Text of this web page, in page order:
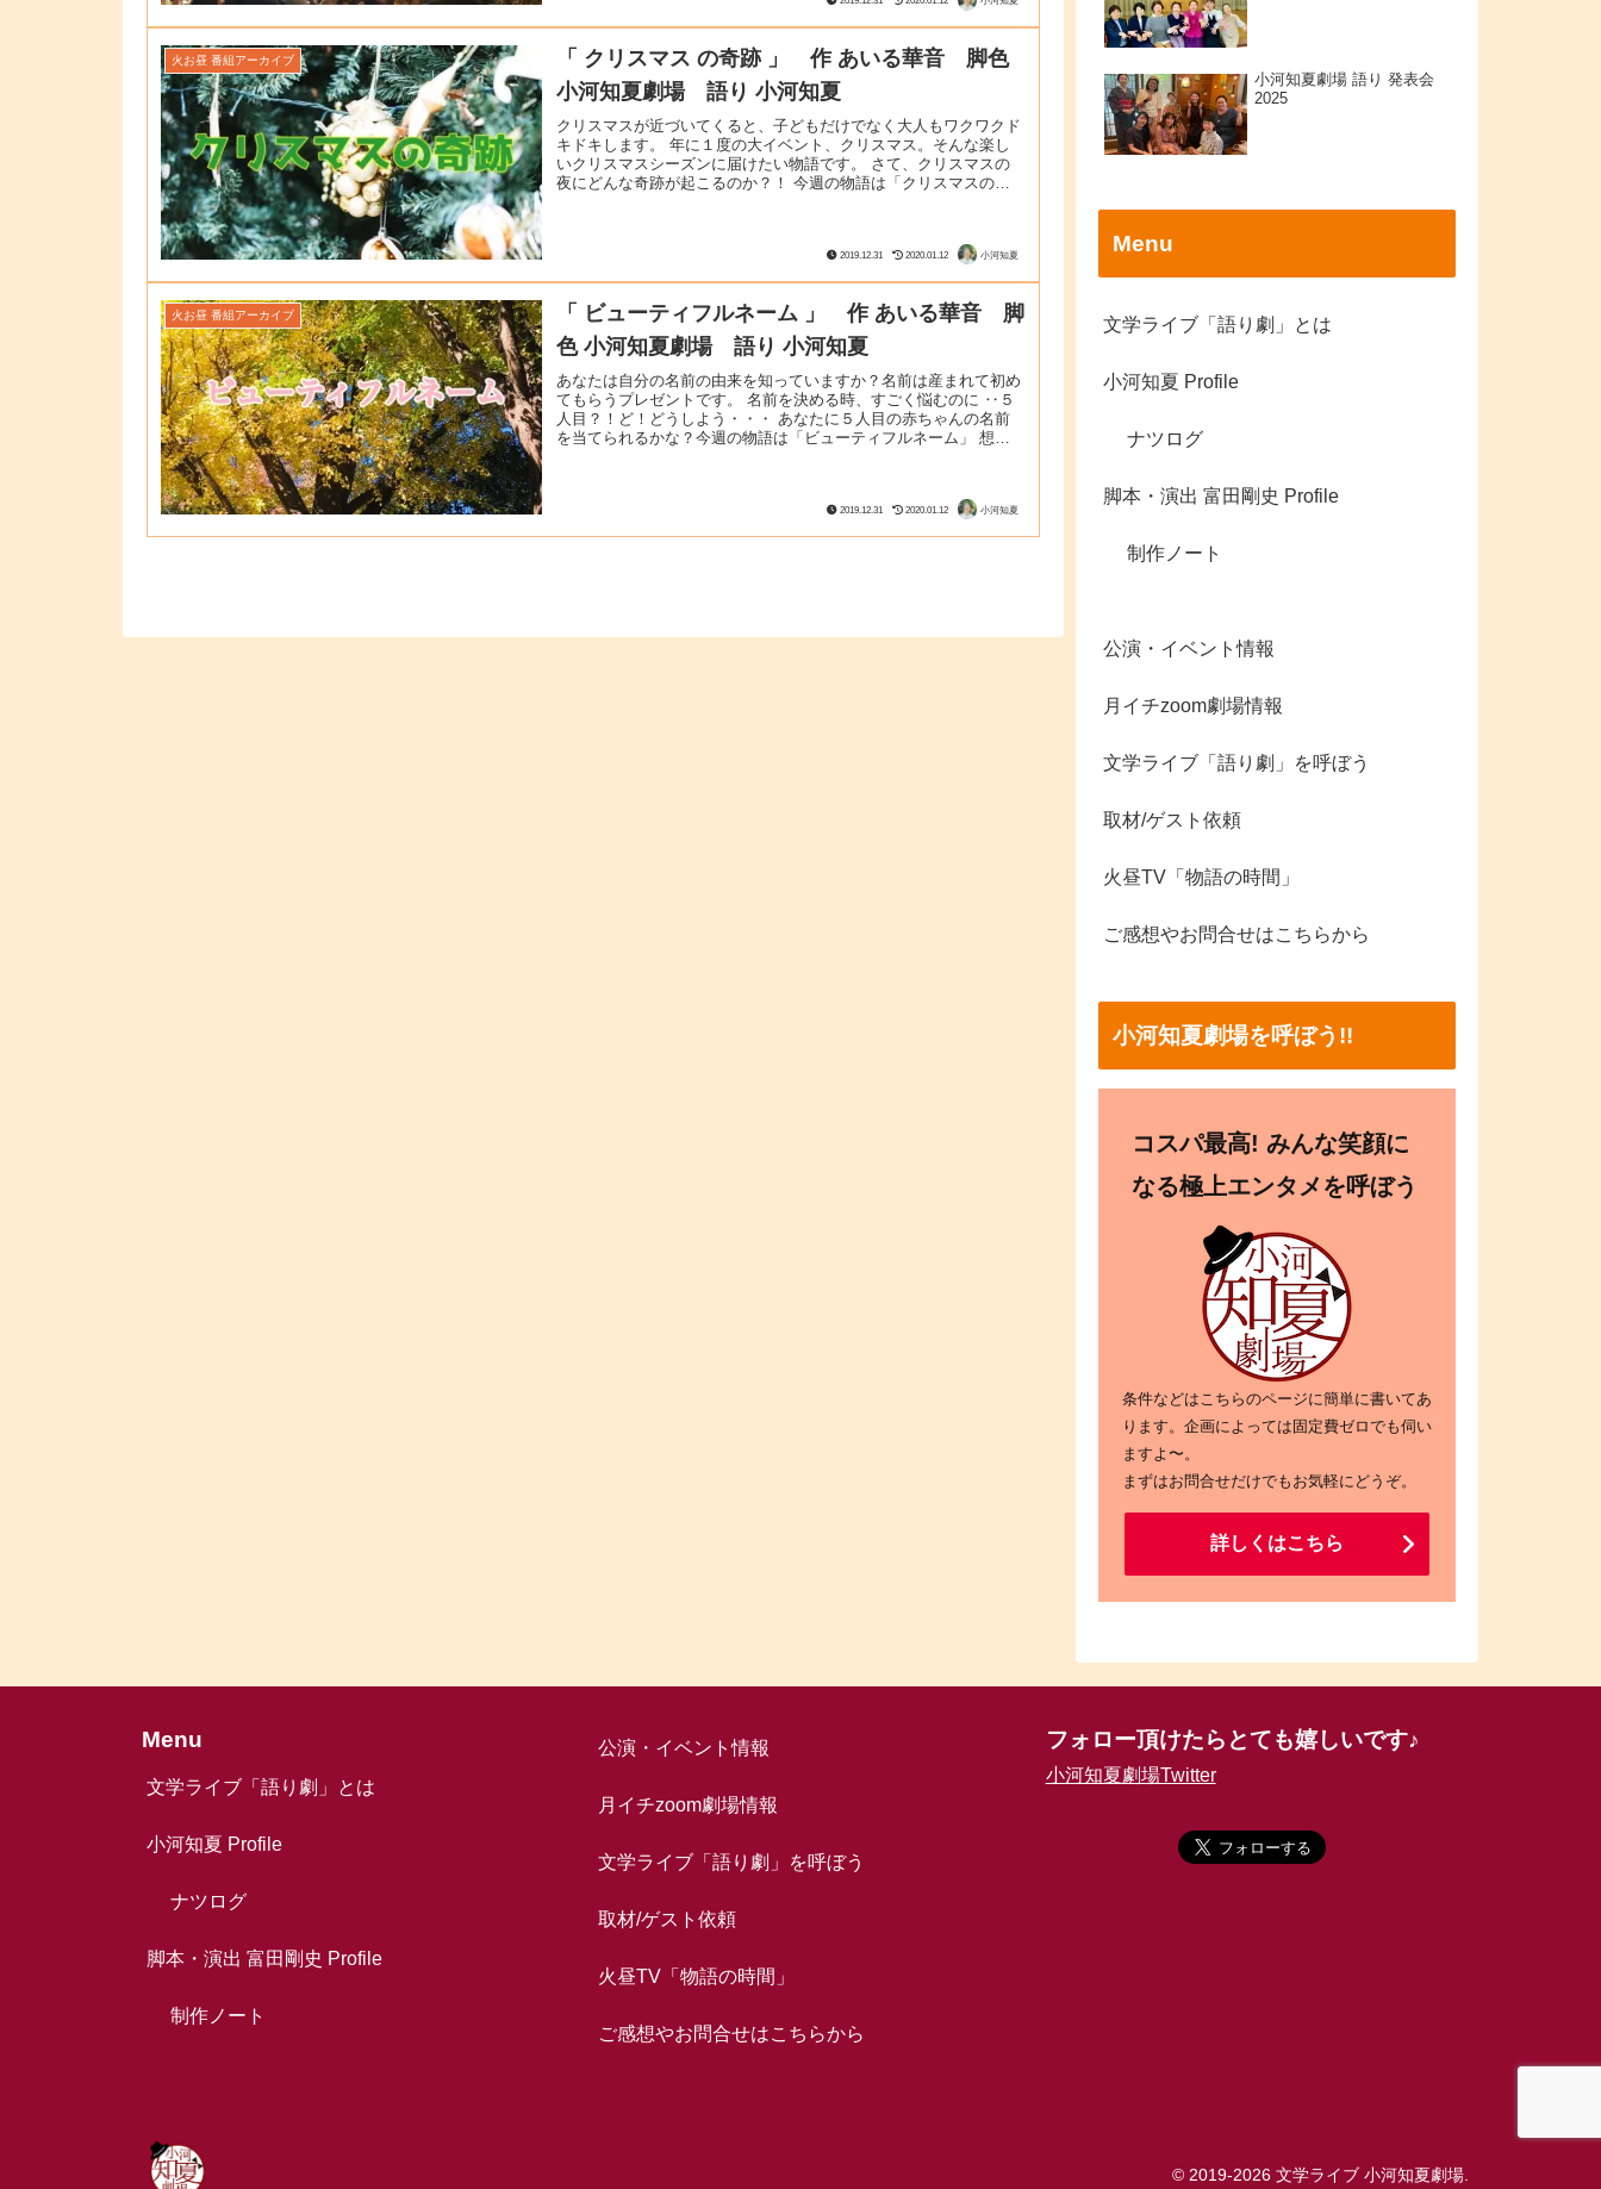
火お昼 番組アーカイブ
「 クリスマス の奇跡 」 作 あいる華音 脚色
小河知夏劇場 語り 小河知夏
クリスマスが近づいてくると、子どもだけでなく大人もワクワクド
キドキします。 年に１度の大イベント、クリスマス。そんな楽し
いクリスマスシーズンに届けたい物語です。 さて、クリスマスの
夜にどんな奇跡が起こるのか？！ 今週の物語は「クリスマスの奇
2019.12.31 2020.01.12 小河知夏
火お昼 番組アーカイブ
「 ビューティフルネーム 」 作 あいる華音 脚
色 小河知夏劇場 語り 小河知夏
あなたは自分の名前の由来を知っていますか？名前は産まれて初め
てもらうプレゼントです。 名前を決める時、すごく悩むのに ‥５
人目？！ど！どうしよう・・・ あなたに５人目の赤ちゃんの名前
を当てられるかな？今週の物語は「ビューティフルネーム」 想像
2019.12.31 2020.01.12 小河知夏
小河知夏劇場 語り 発表会
2025
Menu
文学ライブ「語り劇」とは
小河知夏 Profile
ナツログ
脚本・演出 富田剛史 Profile
制作ノート
公演・イベント情報
月イチzoom劇場情報
文学ライブ「語り劇」を呼ぼう
取材/ゲスト依頼
火昼TV「物語の時間」
ご感想やお問合せはこちらから
小河知夏劇場を呼ぼう!!
コスパ最高! みんな笑顔に
なる極上エンタメを呼ぼう
条件などはこちらのページに簡単に書いてあ
ります。企画によっては固定費ゼロでも伺い
ますよ〜。
まずはお問合せだけでもお気軽にどうぞ。
詳しくはこちら
Menu
文学ライブ「語り劇」とは
小河知夏 Profile
ナツログ
脚本・演出 富田剛史 Profile
制作ノート
公演・イベント情報
月イチzoom劇場情報
文学ライブ「語り劇」を呼ぼう
取材/ゲスト依頼
火昼TV「物語の時間」
ご感想やお問合せはこちらから
フォロー頂けたらとても嬉しいです♪
小河知夏劇場Twitter
© 2019-2026 文学ライブ 小河知夏劇場.